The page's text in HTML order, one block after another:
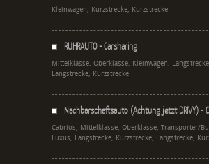
Kleinwagen, Kurzstrecke, Kurzstrecke
RUHRAUTO - Carsharing
Mittelklasse, Oberklasse, Kleinwagen,
Langstrecke, Kurzstrecke
Nachbarschaftsauto (Achtung jetzt DRIVY) -
Cabrios, Mittelklasse, Oberklasse, Transporter/
Luxus, Langstrecke, Kurzstrecke, Langstrecke,